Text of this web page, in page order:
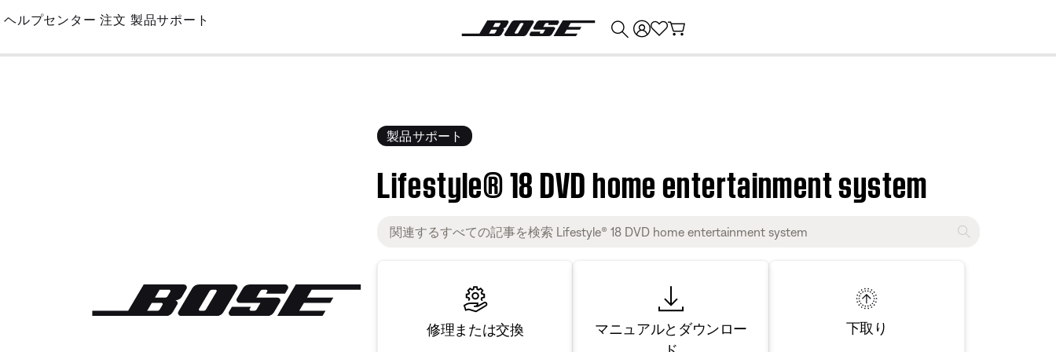
Skip
Main
ヘルプセンター 注文 製品サポート
製品サポート
Lifestyle® 18 DVD home entertainment system
修理または交換
マニュアルとダウンロー
下取り